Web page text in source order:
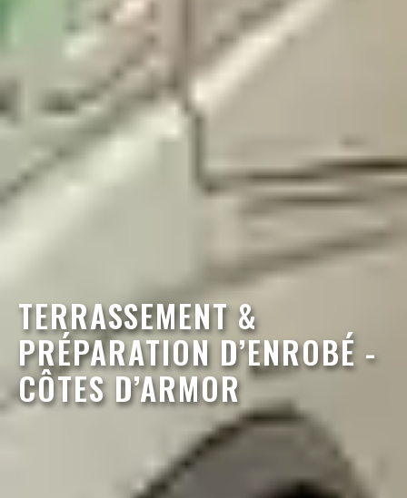
TERRASSEMENT &
PRÉPARATION D’ENROBÉ -
CÔTES D’ARMOR